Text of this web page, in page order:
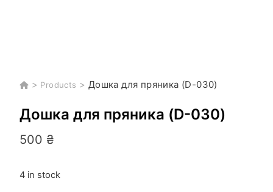
> Products > Дошка для пряника (D-030)
Дошка для пряника (D-030)
500 ₴
4 in stock